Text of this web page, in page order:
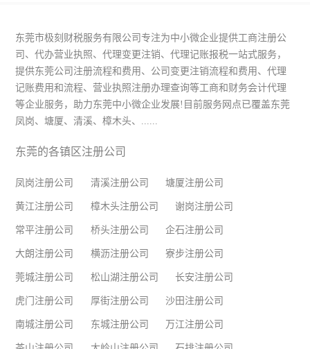
东莞市极刻财税服务有限公司专注为中小微企业提供工商注册公
司、代办营业执照、代理变更注销、代理记账报税一站式服务，
提供东莞公司注册流程和费用、公司变更注销流程和费用、代理
记账费用和流程、营业执照注册办理查询等工商和财务会计代理
等企业服务，助力东莞中小微企业发展!目前服务网点已覆盖东莞
凤岗、塘厦、清溪、樟木头、......
东莞的各镇区注册公司
凤岗注册公司 清溪注册公司 塘厦注册公司
黄江注册公司 樟木头注册公司 谢岗注册公司
常平注册公司 桥头注册公司 企石注册公司
大朗注册公司 横沥注册公司 寮步注册公司
莞城注册公司 松山湖注册公司 长安注册公司
虎门注册公司 厚街注册公司 沙田注册公司
南城注册公司 东城注册公司 万江注册公司